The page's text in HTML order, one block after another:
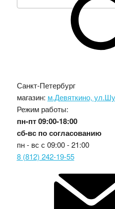
Санкт-Петербург
магазин: м.Девяткино,
Режим работы:
пн-пт09:00-18:00
сб-вс по согласованию
пн - вс с 09:00 - 21:00
8 (812) 242-19-55